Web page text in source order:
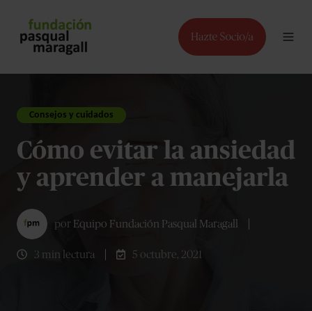
Consejos y cuidados
Cómo evitar la ansiedad
y aprender a manejarla
por Equipo Fundación Pasqual Maragall
3 min lectura 5 octubre, 2021